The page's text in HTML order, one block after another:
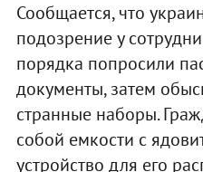
Сообщается, что
подозрение у
порядка попросили
документы, затем
странные наборы.
собой емкости с
устройство для его